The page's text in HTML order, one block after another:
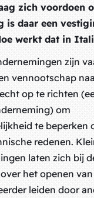
zich voordoen
is daar een
werkt dat in
zijn
vennootschap
op te richten
om
te beperken
redenen.
laten zich bij
het openen van
leiden door